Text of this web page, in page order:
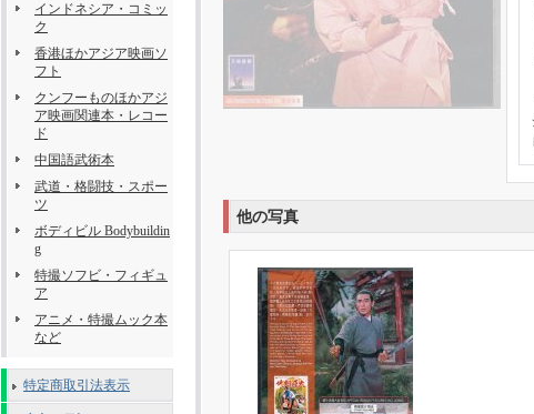
インドネシア・コミッ
ク
香港ほかアジア映画ソ
フト
クンフーものほかアジ
ア映画関連本・レコー
ド
中国語武術本
武道・格闘技・スポー
ツ
ボディビル Bodybuildin
g
特撮ソフビ・フィギュ
ア
アニメ・特撮ムック本
など
特定商取引法表示
他の写真